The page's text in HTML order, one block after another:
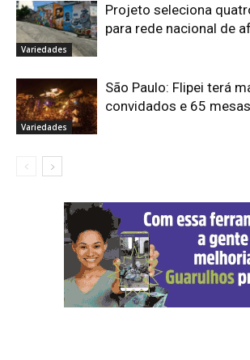
Variedades
Projeto seleciona
para rede nacional de
Variedades
São Paulo: Flipei terá
convidados e 65